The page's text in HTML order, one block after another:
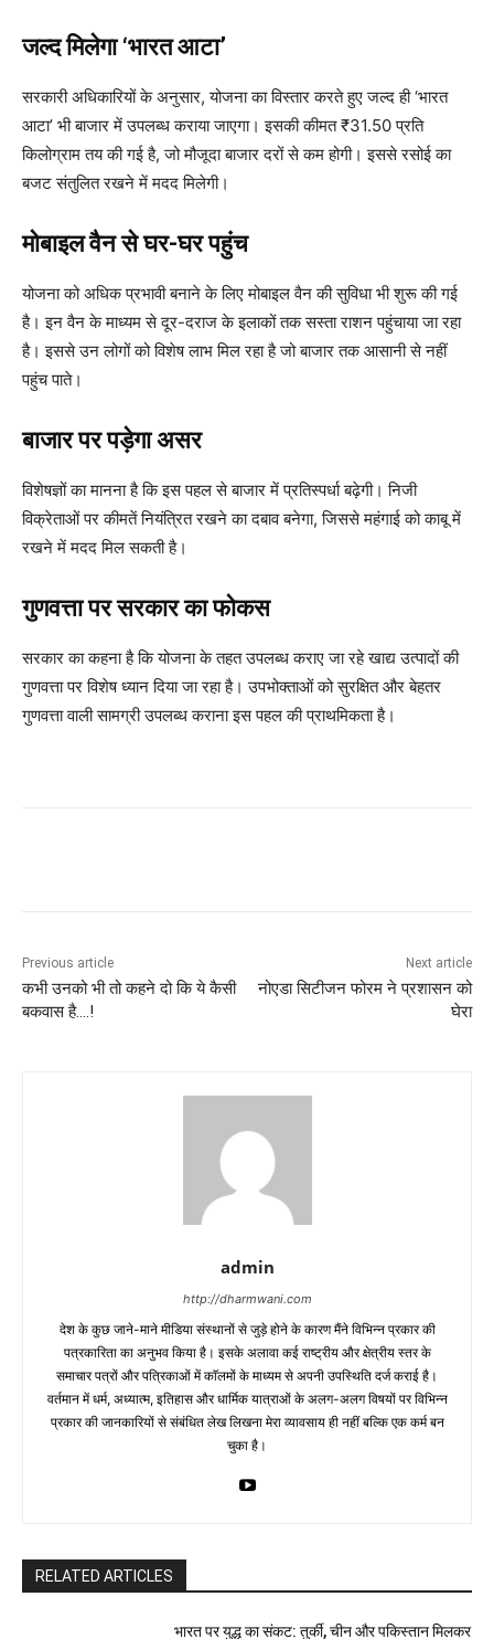
जल्द मिलेगा ‘भारत आटा’
सरकारी अधिकारियों के अनुसार, योजना का विस्तार करते हुए जल्द ही ‘भारत
आटा’ भी बाजार में उपलब्ध कराया जाएगा। इसकी कीमत ₹31.50 प्रति
किलोग्राम तय की गई है, जो मौजूदा बाजार दरों से कम होगी। इससे रसोई का
बजट संतुलित रखने में मदद मिलेगी।
मोबाइल वैन से घर-घर पहुंच
योजना को अधिक प्रभावी बनाने के लिए मोबाइल वैन की सुविधा भी शुरू की गई
है। इन वैन के माध्यम से दूर-दराज के इलाकों तक सस्ता राशन पहुंचाया जा रहा
है। इससे उन लोगों को विशेष लाभ मिल रहा है जो बाजार तक आसानी से नहीं
पहुंच पाते।
बाजार पर पड़ेगा असर
विशेषज्ञों का मानना है कि इस पहल से बाजार में प्रतिस्पर्धा बढ़ेगी। निजी
विक्रेताओं पर कीमतें नियंत्रित रखने का दबाव बनेगा, जिससे महंगाई को काबू में
रखने में मदद मिल सकती है।
गुणवत्ता पर सरकार का फोकस
सरकार का कहना है कि योजना के तहत उपलब्ध कराए जा रहे खाद्य उत्पादों की
गुणवत्ता पर विशेष ध्यान दिया जा रहा है। उपभोक्ताओं को सुरक्षित और बेहतर
गुणवत्ता वाली सामग्री उपलब्ध कराना इस पहल की प्राथमिकता है।
Previous article
कभी उनको भी तो कहने दो कि ये कैसी
बकवास है….!
Next article
नोएडा सिटीजन फोरम ने प्रशासन को
घेरा
admin
http://dharmwani.com
देश के कुछ जाने-माने मीडिया संस्थानों से जुड़े होने के कारण मैंने विभिन्न प्रकार की
पत्रकारिता का अनुभव किया है। इसके अलावा कई राष्ट्रीय और क्षेत्रीय स्तर के
समाचार पत्रों और पत्रिकाओं में काॅलमों के माध्यम से अपनी उपस्थिति दर्ज कराई है।
वर्तमान में धर्म, अध्यात्म, इतिहास और धार्मिक यात्राओं के अलग-अलग विषयों पर विभिन्न
प्रकार की जानकारियों से संबंधित लेख लिखना मेरा व्यावसाय ही नहीं बल्कि एक कर्म बन
चुका है।
RELATED ARTICLES
भारत पर युद्ध का संकट: तुर्की, चीन और पकिस्तान मिलकर